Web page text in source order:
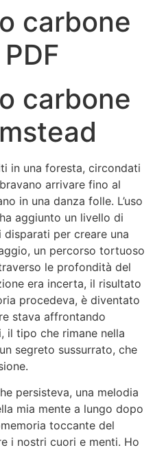
carbone
carbone
in una foresta, circondati
arrivare fino al
in una danza folle. L’uso
aggiunto un livello di
per creare una
un percorso tortuoso
le profondità del
era incerta, il risultato
procedeva, è diventato
stava affrontando
il tipo che rimane nella
segreto sussurrato, che
persisteva, una melodia
mia mente a lungo dopo
toccante del
i nostri cuori e menti. Ho